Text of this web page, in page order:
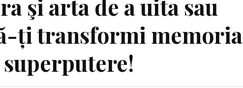
şi arta de a uita sau
ți transformi memoria